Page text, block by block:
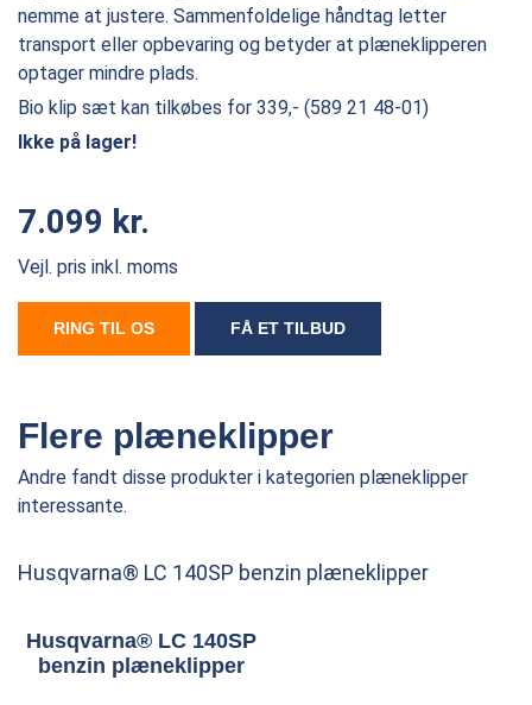
nemme at justere. Sammenfoldelige håndtag letter
transport eller opbevaring og betyder at plæneklipperen
optager mindre plads.
Bio klip sæt kan tilkøbes for 339,- (589 21 48-01)
Ikke på lager!
7.099 kr.
Vejl. pris inkl. moms
RING TIL OS FÅ ET TILBUD
Flere plæneklipper
Andre fandt disse produkter i kategorien plæneklipper
interessante.
Husqvarna® LC 140SP benzin plæneklipper
Husqvarna® LC 140SP
benzin plæneklipper